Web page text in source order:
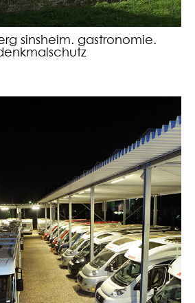
sinsheim. gastronomie.